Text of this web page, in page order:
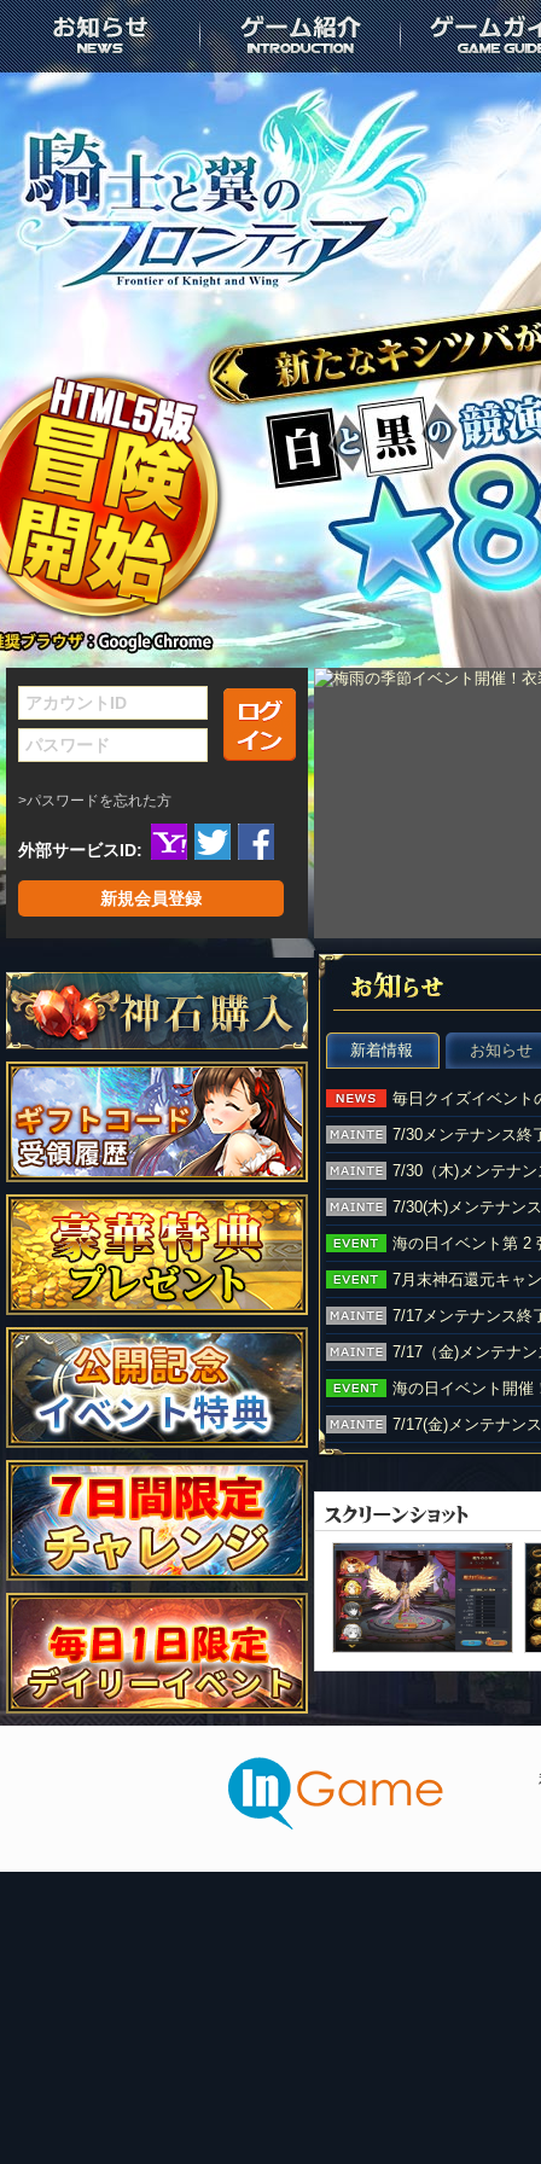
ログイン
>パスワードを忘れた方
外部サービスID:
新規会員登録
新着情報 お知らせ
毎日クイズイベント
7/30メンテナンス終
7/30（木)メンテナ
7/30(木)メンテナン
海の日イベント第 2
7月末神石還元キャ
7/17メンテナンス終
7/17（金)メンテナ
海の日イベント開催
7/17(金)メンテナン